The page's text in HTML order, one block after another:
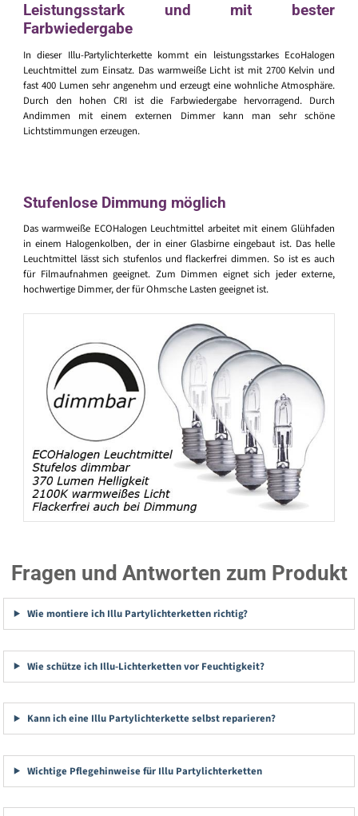
Leistungsstark und mit bester
Farbwiedergabe
In dieser Illu-Partylichterkette kommt ein leistungsstarkes EcoHalogen
Leuchtmittel zum Einsatz. Das warmweiße Licht ist mit 2700 Kelvin und
fast 400 Lumen sehr angenehm und erzeugt eine wohnliche Atmosphäre.
Durch den hohen CRI ist die Farbwiedergabe hervorragend. Durch
Andimmen mit einem externen Dimmer kann man sehr schöne
Lichtstimmungen erzeugen.
Stufenlose Dimmung möglich
Das warmweiße ECOHalogen Leuchtmittel arbeitet mit einem Glühfaden
in einem Halogenkolben, der in einer Glasbirne eingebaut ist. Das helle
Leuchtmittel lässt sich stufenlos und flackerfrei dimmen. So ist es auch
für Filmaufnahmen geeignet. Zum Dimmen eignet sich jeder externe,
hochwertige Dimmer, der für Ohmsche Lasten geeignet ist.
Fragen und Antworten zum Produkt
Wie montiere ich Illu Partylichterketten richtig?
Wie schütze ich Illu-Lichterketten vor Feuchtigkeit?
Kann ich eine Illu Partylichterkette selbst reparieren?
Wichtige Pflegehinweise für Illu Partylichterketten